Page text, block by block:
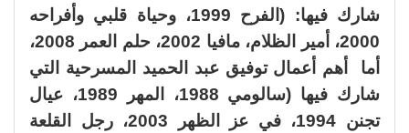
شارك فيها: (الفرح 1999، وحياة قلبي وأفراحه
2000، أمير الظلام، مافيا 2002، حلم العمر 2008،
أما أهم أعمال توفيق عبد الحميد المسرحية التي
شارك فيها (سالومي 1988، المهر 1989، عيال
تجنن 1994، في عز الظهر 2003، رجل القلعة